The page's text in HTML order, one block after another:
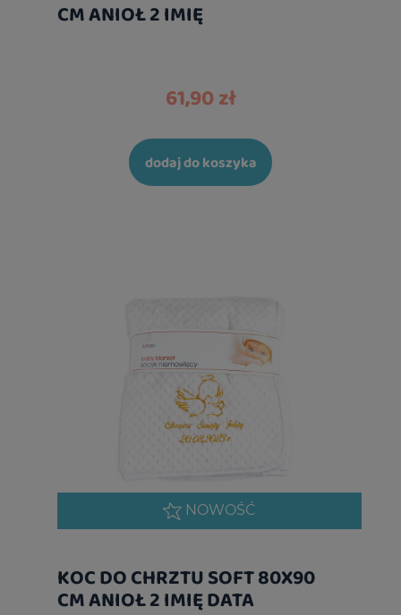
CM ANIOŁ 2 IMIĘ
61,90 zł
dodaj do koszyka
NOWOŚĆ
KOC DO CHRZTU SOFT 80X90
CM ANIOŁ 2 IMIĘ DATA